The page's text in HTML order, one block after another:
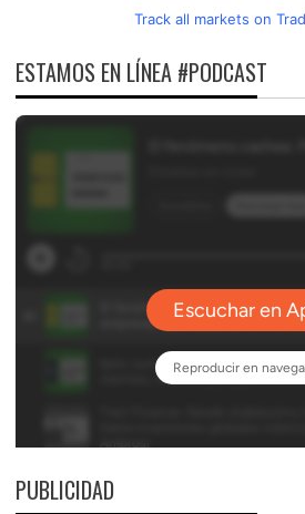
Track all markets on
ESTAMOS EN LÍNEA #PODCAST
PUBLICIDAD